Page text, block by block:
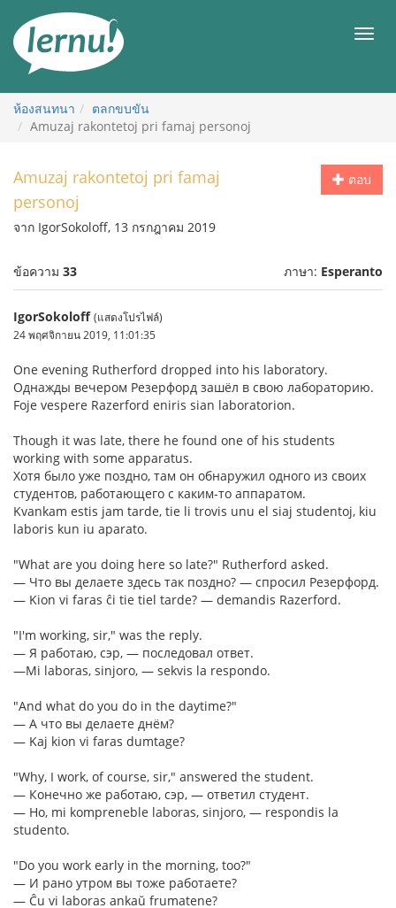
สารบัญ
เมนู
ห้องสนทนา
ตลกขบขัน
Amuzaj rakontetoj pri famaj personoj
ตอบ
Amuzaj rakontetoj pri famaj
personoj
จาก IgorSokoloff, 13 กรกฎาคม 2019
ข้อความ 33 ภาษา: Esperanto
IgorSokoloff (แสดงโปรไฟล์)
24 พฤศจิกายน 2019, 11:01:35
One evening Rutherford dropped into his laboratory.
Однажды вечером Резерфорд зашёл в свою лабораторию.
Foje vespere Razerford eniris sian laboratorion.
Though it was late, there he found one of his students
working with some apparatus.
Хотя было уже поздно, там он обнаружил одного из своих
студентов, работающего с каким-то аппаратом.
Kvankam estis jam tarde, tie li trovis unu el siaj studentoj, kiu
laboris kun iu aparato.
"What are you doing here so late?" Rutherford asked.
— Что вы делаете здесь так поздно? — спросил Резерфорд.
— Kion vi faras ĉi tie tiel tarde? — demandis Razerford.
"I'm working, sir," was the reply.
— Я работаю, сэр, — последовал ответ.
—Mi laboras, sinjoro, — sekvis la respondo.
"And what do you do in the daytime?"
— А что вы делаете днём?
— Kaj kion vi faras dumtage?
"Why, I work, of course, sir," answered the student.
— Конечно же работаю, сэр, — ответил студент.
— Ho, mi kompreneble laboras, sinjoro, — respondis la
studento.
"Do you work early in the morning, too?"
— И рано утром вы тоже работаете?
— Ĉu vi laboras ankaŭ frumatene?